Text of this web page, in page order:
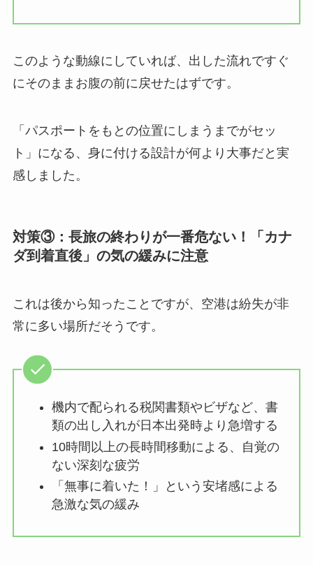
このような動線にしていれば、出した流れですぐ
にそのままお腹の前に戻せたはずです。
「パスポートをもとの位置にしまうまでがセッ
ト」になる、身に付ける設計が何より大事だと実
感しました。
対策③：長旅の終わりが一番危ない！「カナ
ダ到着直後」の気の緩みに注意
これは後から知ったことですが、空港は紛失が非
常に多い場所だそうです。
機内で配られる税関書類やビザなど、書
類の出し入れが日本出発時より急増する
10時間以上の長時間移動による、自覚の
ない深刻な疲労
「無事に着いた！」という安堵感による
急激な気の緩み